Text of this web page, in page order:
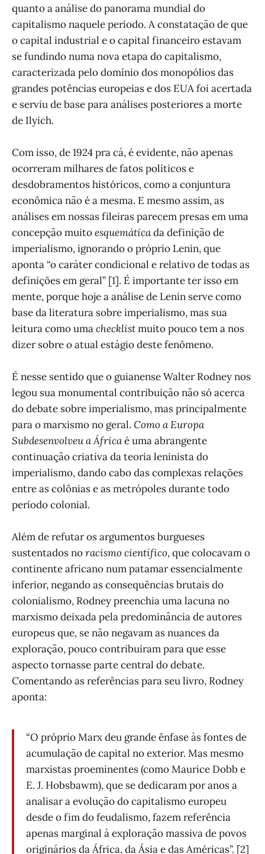
quanto a análise do panorama mundial do
capitalismo naquele período. A constatação de que
o capital industrial e o capital financeiro estavam
se fundindo numa nova etapa do capitalismo,
caracterizada pelo domínio dos monopólios das
grandes potências europeias e dos EUA foi acertada
e serviu de base para análises posteriores a morte
de Ilyich.
Com isso, de 1924 pra cá, é evidente, não apenas
ocorreram milhares de fatos políticos e
desdobramentos históricos, como a conjuntura
econômica não é a mesma. E mesmo assim, as
análises em nossas fileiras parecem presas em uma
concepção muitoesquemáticada definição de
imperialismo, ignorando o próprio Lenin, que
aponta “o caráter condicional e relativo de todas as
definições em geral” [1]. É importante ter isso em
mente, porque hoje a análise de Lenin serve como
base da literatura sobre imperialismo, mas sua
leitura como umachecklistmuito pouco tem a nos
dizer sobre o atual estágio deste fenômeno.
É nesse sentido que o guianense Walter Rodney nos
legou sua monumental contribuição não só acerca
do debate sobre imperialismo, mas principalmente
para o marxismo no geral. Como a Europa
Subdesenvolveu a Áfricaé uma abrangente
continuação criativa da teoria leninista do
imperialismo, dando cabo das complexas relações
entre as colônias e as metrópoles durante todo
período colonial.
Além de refutar os argumentos burgueses
sustentados noracismo científico, que colocavam o
continente africano num patamar essencialmente
inferior, negando as consequências brutais do
colonialismo, Rodney preenchia uma lacuna no
marxismo deixada pela predominância de autores
europeus que, se não negavam as nuances da
exploração, pouco contribuíram para que esse
aspecto tornasse parte central do debate.
Comentando as referências para seu livro, Rodney
aponta:
“O próprio Marx deu grande ênfase às fontes de
acumulação de capital no exterior. Mas mesmo
marxistas proeminentes (como Maurice Dobb e
E. J. Hobsbawm), que se dedicaram por anos a
analisar a evolução do capitalismo europeu
desde o fim do feudalismo, fazem referência
apenas marginal à exploração massiva de povos
originários da África, da Ásia e das Américas”. [2]